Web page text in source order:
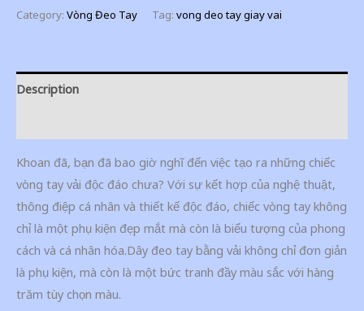
Category: Vòng Đeo Tay Tag: vong deo tay giay vai
Description
Khoan đã, bạn đã bao giờ nghĩ đến việc tạo ra những chiếc
vòng tay vải độc đáo chưa? Với sự kết hợp của nghệ thuật,
thông điệp cá nhân và thiết kế độc đáo, chiếc vòng tay không
chỉ là một phụ kiện đẹp mắt mà còn là biểu tượng của phong
cách và cá nhân hóa.Dây đeo tay bằng vải không chỉ đơn giản
là phụ kiện, mà còn là một bức tranh đầy màu sắc với hàng
trăm tùy chọn màu.